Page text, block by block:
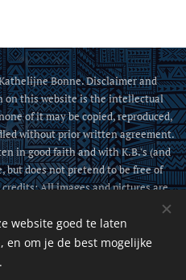
Bonne. Disclaimer and
this website is the intellectual
of it may be copied, reproduced,
without prior written agreement.
in good faith and with K.B.'s (and
does not pretend to be free of
All images and pictures are
website goed te laten
om je de best mogelijke